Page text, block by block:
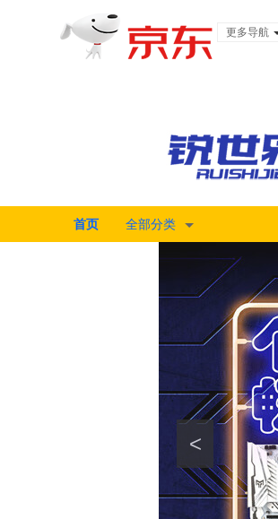
更多导航
首页 全部分类
<